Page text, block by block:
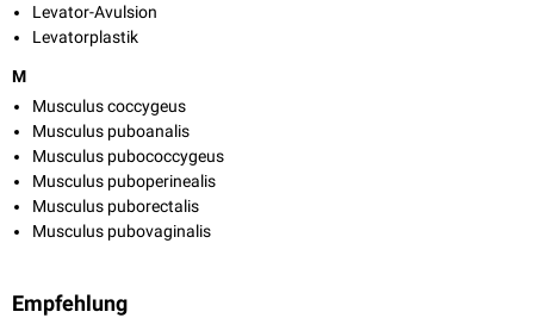
Levator-Avulsion
Levatorplastik
M
Musculus coccygeus
Musculus puboanalis
Musculus pubococcygeus
Musculus puboperinealis
Musculus puborectalis
Musculus pubovaginalis
Empfehlung